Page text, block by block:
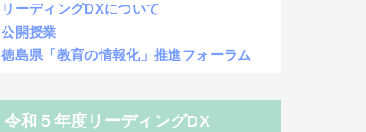
リーディングDXについて
公開授業
徳島県「教育の情報化」推進フォーラム
令和５年度リーディングDX